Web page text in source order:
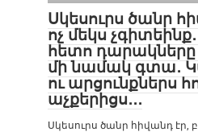
Սկեսուրս ծանր
ոչ մեկս
հետո դարակները
մի նամակ գտա․
ու արցունքներս
աչքերիցս․․․
Սկեսուրս ծանր հիվանդ էր,